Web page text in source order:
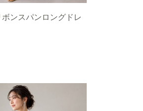
ンスパンロングドレ